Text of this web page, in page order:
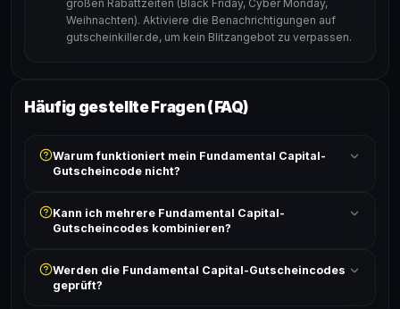
großen Rabattzeiten (Black Friday, Cyber Monday,
Weihnachten). Aktiviere die Benachrichtigungen auf
gutscheinkiller.de, um kein Blitzangebot zu verpassen.
Häufig gestellte Fragen (FAQ)
Warum funktioniert mein Fundamental Capital-
Gutscheincode nicht?
ist und ob der Code nicht für bereits reduzierte Artikel
gilt. Alle Bedingungen findest du unter „Details".
Kann ich mehrere Fundamental Capital-
Gutscheincodes kombinieren?
akzeptiert. Die Kombination mehrerer Codes ist meist
ausgeschlossen, sofern die Angebotsbedingungen
Werden die Fundamental Capital-Gutscheincodes
geprüft?